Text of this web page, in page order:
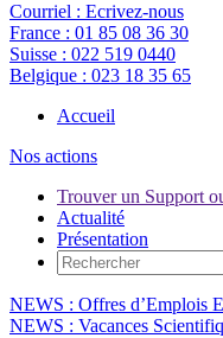
Courriel : Ecrivez-nous
France : 01 85 08 36 30
Suisse : 022 519 0440
Belgique : 023 18 35 65
Accueil
Nos actions
Trouver un Support
Actualité
Présentation
NEWS : Offres d’Emplois
NEWS : Vacances